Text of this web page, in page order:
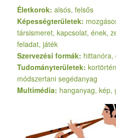
Életkorok: alsós, felsős
Képességterületek:
társismeret, kapcsolat, ének,
feladat, játék
Szervezési formák: hittanóra,
Tudományterületek:
módszertani segédanyag
Multimédia: hanganyag, kép,